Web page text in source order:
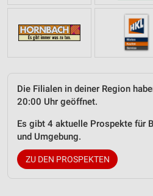
Die Filialen in deiner Region
20:00 Uhr geöffnet.
Es gibt 4 aktuelle Prospekte für
und Umgebung.
ZU DEN PROSPEKTEN